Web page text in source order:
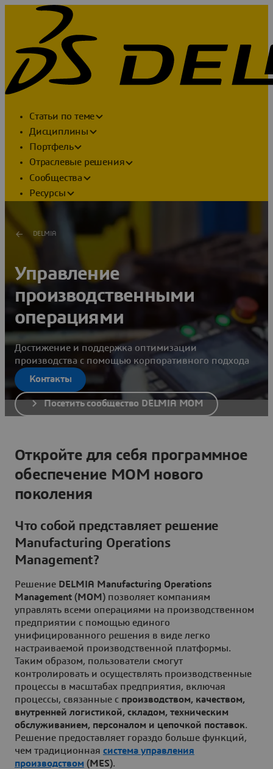
Статьи по теме
Дисциплины
Портфель
Отраслевые решения
Сообщества
Ресурсы
DELMIA
Управление
производственными
операциями
Достижение и поддержка оптимизации
производства с помощью корпоративного подхода
Контакты
Посетить сообщество DELMIA MOM
Откройте для себя программное
обеспечение MOM нового
поколения
Что собой представляет решение
Manufacturing Operations
Management?
Решение DELMIA Manufacturing Operations
Management (MOM) позволяет компаниям
управлять всеми операциями на производственном
предприятии с помощью единого
унифицированного решения в виде легко
настраиваемой производственной платформы.
Таким образом, пользователи смогут
контролировать и осуществлять производственные
процессы в масштабах предприятия, включая
процессы, связанные с производством, качеством,
внутренней логистикой, складом, техническим
обслуживанием, персоналом и цепочкой поставок.
Решение предоставляет гораздо больше функций,
чем традиционная система управления
производством (MES).